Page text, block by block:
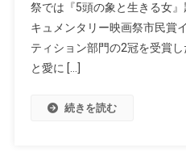
祭では『5頭の象と生きる女
キュメンタリー映画祭市民賞
ティション部門の2冠を受賞
と愛に […]
続きを読む